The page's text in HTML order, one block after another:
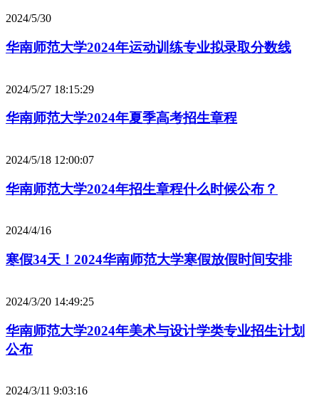
2024/5/30
华南师范大学2024年运动训练专业拟录取分数线
2024/5/27 18:15:29
华南师范大学2024年夏季高考招生章程
2024/5/18 12:00:07
华南师范大学2024年招生章程什么时候公布？
2024/4/16
寒假34天！2024华南师范大学寒假放假时间安排
2024/3/20 14:49:25
华南师范大学2024年美术与设计学类专业招生计划
公布
2024/3/11 9:03:16